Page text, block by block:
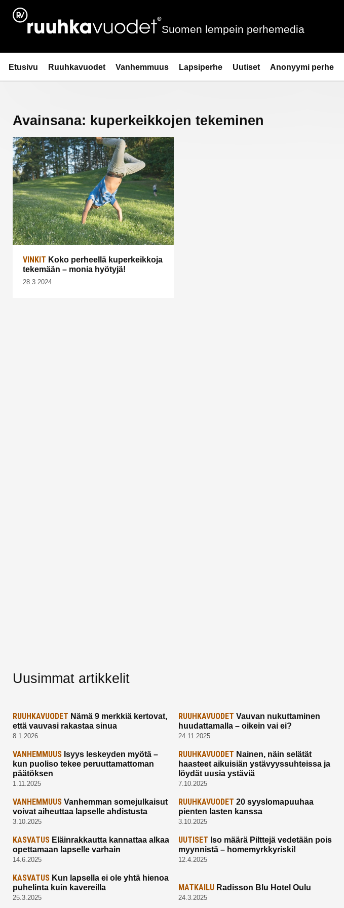
Siirry
sisältöön
Ruuhkavuodet.fi
Suomen lempein perhemedia
Etusivu Ruuhkavuodet Vanhemmuus Lapsiperhe Uutiset Anonyymi perhe
Avainsana: kuperkeikkojen tekeminen
VINKIT Koko perheellä kuperkeikkoja
tekemään – monia hyötyjä!
28.3.2024
Uusimmat artikkelit
RUUHKAVUODET Nämä 9 merkkiä kertovat,
että vauvasi rakastaa sinua
8.1.2026
RUUHKAVUODET Vauvan nukuttaminen
huudattamalla – oikein vai ei?
24.11.2025
VANHEMMUUS Isyys leskeyden myötä –
kun puoliso tekee peruuttamattoman
päätöksen
1.11.2025
RUUHKAVUODET Nainen, näin selätät
haasteet aikuisiän ystävyyssuhteissa ja
löydät uusia ystäviä
7.10.2025
VANHEMMUUS Vanhemman somejulkaisut
voivat aiheuttaa lapselle ahdistusta
3.10.2025
RUUHKAVUODET 20 syyslomapuuhaa
pienten lasten kanssa
3.10.2025
KASVATUS Eläinrakkautta kannattaa alkaa
opettamaan lapselle varhain
14.6.2025
UUTISET Iso määrä Pilttejä vedetään pois
myynnistä – homemyrkkyriski!
12.4.2025
KASVATUS Kun lapsella ei ole yhtä hienoa
puhelinta kuin kavereilla
25.3.2025
MATKAILU Radisson Blu Hotel Oulu
24.3.2025